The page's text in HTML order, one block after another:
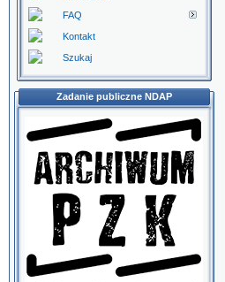
FAQ
Kontakt
Szukaj
Zadanie publiczne NDAP